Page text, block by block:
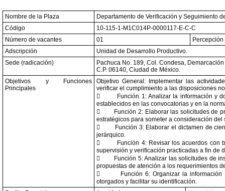
Nombre de la Plaza
Departamento de Verificación y Seguimiento
Código
10-115-1-M1C014P-0000117-E-C-C
Número de vacantes
01
Adscripción
Unidad de Desarrollo Productivo.
Sede (radicación)
Pachuca No. 189, Col. Condesa,
C.P. 06140, Ciudad de México.
Objetivos y Funciones
Principales
Objetivo General: Implementar las
verificar el cumplimiento a las disposiciones

Función 1: Analizar la información y
establecidos en las convocatorias y en la

Función 2: Elaborar las solicitudes de
estratégicos para someter a consideración del

Función 3: Elaborar el dictamen de
jerárquico.

Función 4: Revisar los acuerdos con
supervisión y verificación practicadas a fin de

Función 5: Analizar las solicitudes de
propuestas de atención a los requerimientos

Función 6: Organizar la
otorgados y facilitar su identificación.